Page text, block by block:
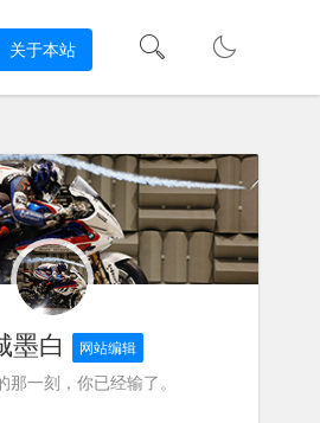
关于本站
墨白 网站编辑
那一刻，你已经输了。